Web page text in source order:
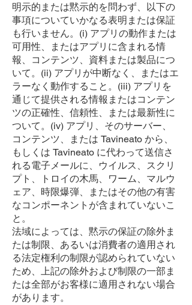
明示的または黙示的を問わず、以下の
事項についていかなる表明または保証
も行いません。(i) アプリの動作または
可用性、またはアプリに含まれる情
報、コンテンツ、資料または製品につ
いて。(ii) アプリが中断なく、またはエ
ラーなく動作すること。(iii) アプリを
通じて提供される情報またはコンテン
ツの正確性、信頼性、または最新性に
ついて。(iv) アプリ、そのサーバー、
コンテンツ、または Tavineato から、
もしくは Tavineato に代わって送信さ
れる電子メールに、ウイルス、スクリ
プト、トロイの木馬、ワーム、マルウ
ェア、時限爆弾、またはその他の有害
なコンポーネントが含まれていないこ
と。
法域によっては、黙示の保証の除外ま
たは制限、あるいは消費者の適用され
る法定権利の制限が認められていない
ため、上記の除外および制限の一部ま
たは全部がお客様に適用されない場合
があります。